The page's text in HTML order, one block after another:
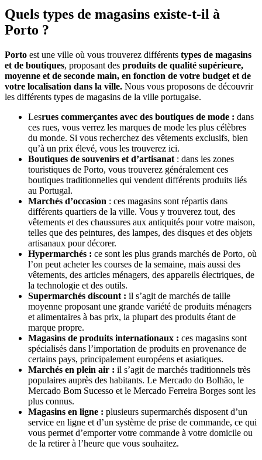
Quels types de magasins existe-t-il à
Porto ?
Porto est une ville où vous trouverez différents types de magasins
et de boutiques, proposant des produits de qualité supérieure,
moyenne et de seconde main, en fonction de votre budget et de
votre localisation dans la ville. Nous vous proposons de découvrir
les différents types de magasins de la ville portugaise.
Lesrues commerçantes avec des boutiques de mode : dans
ces rues, vous verrez les marques de mode les plus célèbres
du monde. Si vous recherchez des vêtements exclusifs, bien
qu’à un prix élevé, vous les trouverez ici.
Boutiques de souvenirs et d’artisanat : dans les zones
touristiques de Porto, vous trouverez généralement ces
boutiques traditionnelles qui vendent différents produits liés
au Portugal.
Marchés d’occasion : ces magasins sont répartis dans
différents quartiers de la ville. Vous y trouverez tout, des
vêtements et des chaussures aux antiquités pour votre maison,
telles que des peintures, des lampes, des disques et des objets
artisanaux pour décorer.
Hypermarchés : ce sont les plus grands marchés de Porto, où
l’on peut acheter les courses de la semaine, mais aussi des
vêtements, des articles ménagers, des appareils électriques, de
la technologie et des outils.
Supermarchés discount : il s’agit de marchés de taille
moyenne proposant une grande variété de produits ménagers
et alimentaires à bas prix, la plupart des produits étant de
marque propre.
Magasins de produits internationaux : ces magasins sont
spécialisés dans l’importation de produits en provenance de
certains pays, principalement européens et asiatiques.
Marchés en plein air : il s’agit de marchés traditionnels très
populaires auprès des habitants. Le Mercado do Bolhão, le
Mercado Bom Sucesso et le Mercado Ferreira Borges sont les
plus connus.
Magasins en ligne : plusieurs supermarchés disposent d’un
service en ligne et d’un système de prise de commande, ce qui
vous permet d’emporter votre commande à votre domicile ou
de la retirer à l’heure que vous souhaitez.